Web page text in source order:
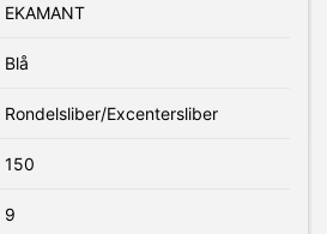
EKAMANT
Blå
Rondelsliber/Excentersliber
150
9